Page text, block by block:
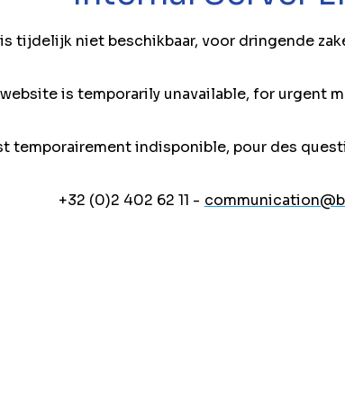
tijdelijk niet beschikbaar, voor dringende
is temporarily unavailable, for urgent
temporairement indisponible, pour des
+32 (0)2 402 62 11 -